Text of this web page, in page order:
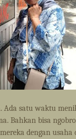
Ada satu waktu
Bahkan bisa
dengan usaha